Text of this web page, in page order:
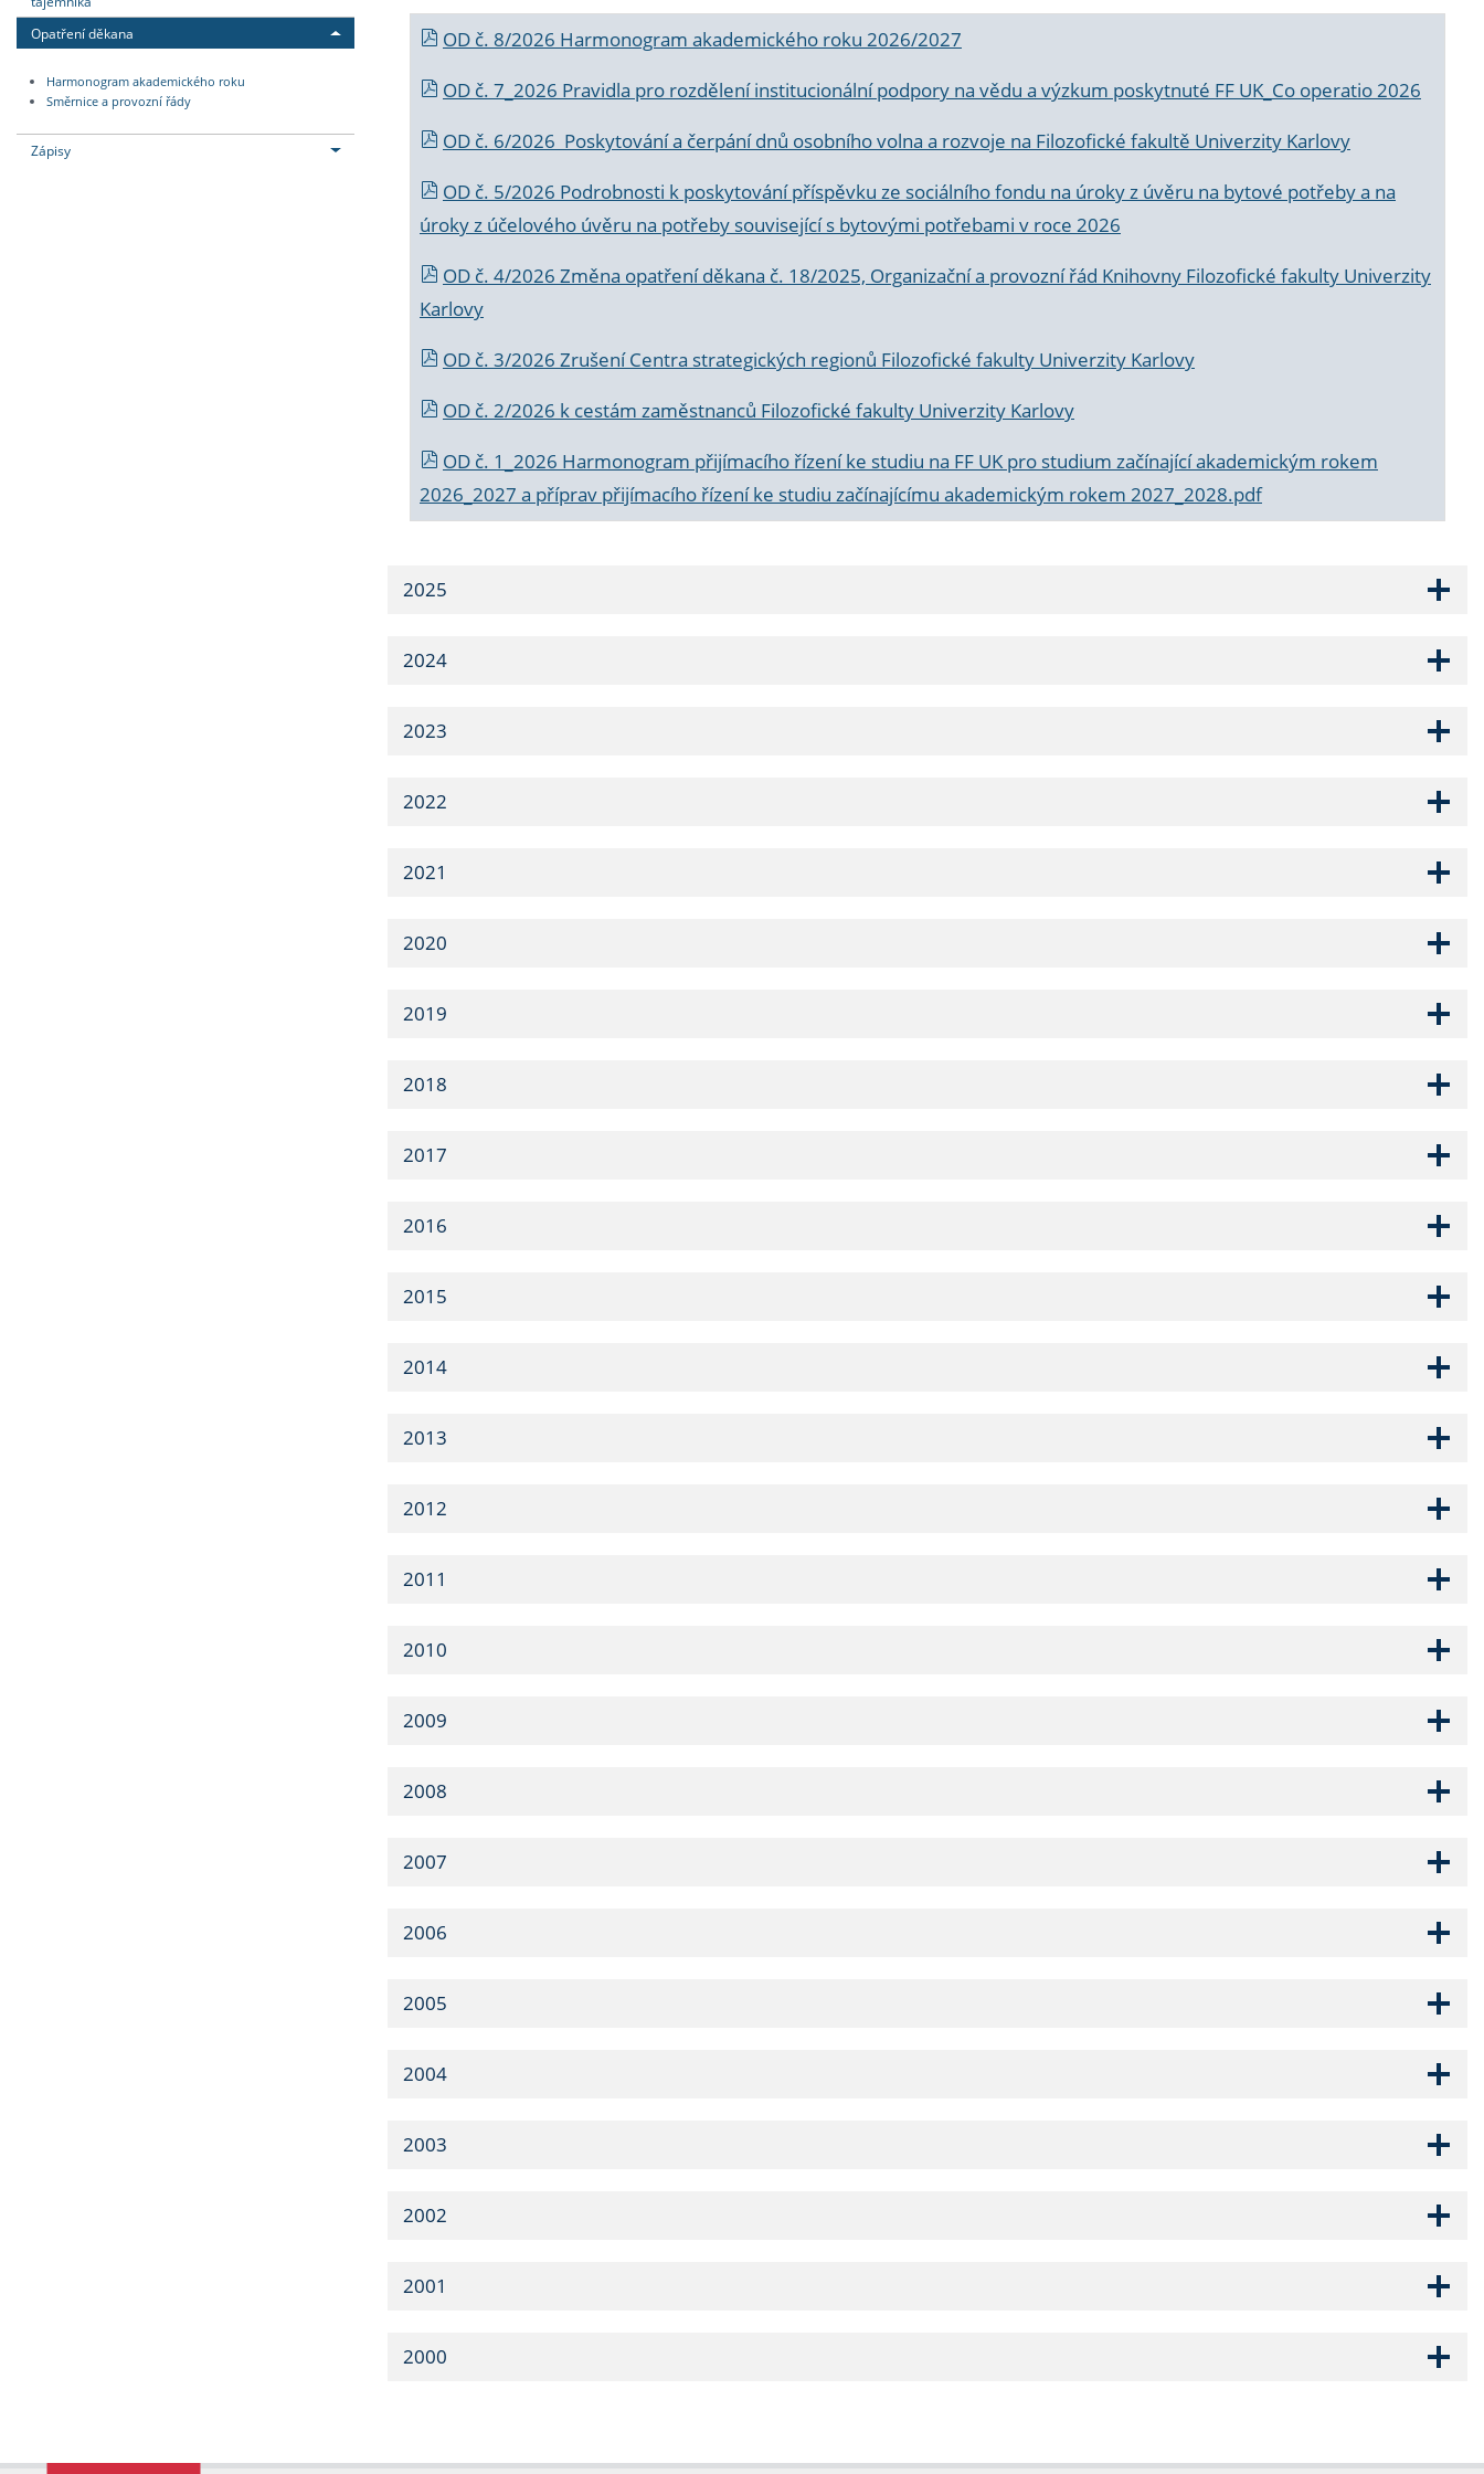
Opatření děkana
Harmonogram akademického roku
Směrnice a provozní řády
Zápisy
OD č. 8/2026 Harmonogram akademického roku 2026/2027
OD č. 7_2026 Pravidla pro rozdělení institucionální podpory na vědu a výzkum poskytnuté FF UK_Co operatio 2026
OD č. 6/2026 Poskytování a čerpání dnů osobního volna a rozvoje na Filozofické fakultě Univerzity Karlovy
OD č. 5/2026 Podrobnosti k poskytování příspěvku ze sociálního fondu na úroky z úvěru na bytové potřeby a na
úroky z účelového úvěru na potřeby související s bytovými potřebami v roce 2026
OD č. 4/2026 Změna opatření děkana č. 18/2025, Organizační a provozní řád Knihovny Filozofické fakulty Univerzity
Karlovy
OD č. 3/2026 Zrušení Centra strategických regionů Filozofické fakulty Univerzity Karlovy
OD č. 2/2026 k cestám zaměstnanců Filozofické fakulty Univerzity Karlovy
OD č. 1_2026 Harmonogram přijímacího řízení ke studiu na FF UK pro studium začínající akademickým rokem
2026_2027 a příprav přijímacího řízení ke studiu začínajícímu akademickým rokem 2027_2028.pdf
2025
2024
2023
2022
2021
2020
2019
2018
2017
2016
2015
2014
2013
2012
2011
2010
2009
2008
2007
2006
2005
2004
2003
2002
2001
2000